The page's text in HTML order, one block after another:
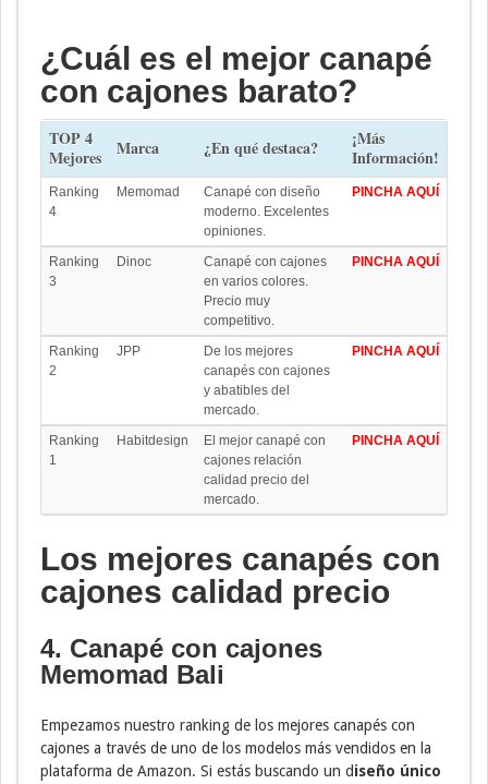
¿Cuál es el mejor canapé
con cajones barato?
TOP 4
Mejores
Marca ¿En qué destaca?
¡Más
Información!
Ranking
4
Memomad
Canapé con diseño
moderno. Excelentes
opiniones.
PINCHA AQUÍ
Ranking
3
Dinoc
Canapé con cajones
en varios colores.
Precio muy
competitivo.
PINCHA AQUÍ
Ranking
2
JPP
De los mejores
canapés con cajones
y abatibles del
mercado.
PINCHA AQUÍ
Ranking
1
Habitdesign
El mejor canapé con
cajones relación
calidad precio del
mercado.
PINCHA AQUÍ
Los mejores canapés con
cajones calidad precio
4. Canapé con cajones
Memomad Bali
Empezamos nuestro ranking de los mejores canapés con
cajones a través de uno de los modelos más vendidos en la
plataforma de Amazon. Si estás buscando un diseño único